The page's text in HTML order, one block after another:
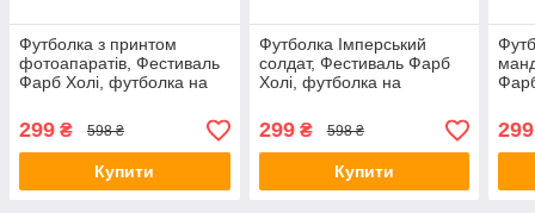
Футболка з принтом
фотоапаратів, Фестиваль
Фарб Холі, футболка на
Рекомендується на Holi
Fest!
299 ₴ 598 ₴
Купити
Футболка Імперський
солдат, Фестиваль Фарб
Холі, футболка на
Рекомендується на Holi
Fest!
299₴ 598 ₴
Купити
299